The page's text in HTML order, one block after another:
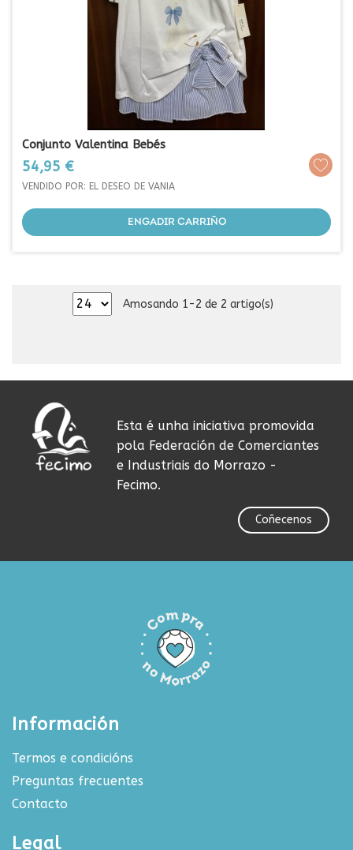
Conjunto Valentina Bebés
Prezo
54,95 €
VENDIDO POR: EL DESEO DE VANIA
ENGADIR CARRIÑO
Amosando 1-2 de 2 artigo(s)
Esta é unha iniciativa promovida
pola Federación de Comerciantes
e Industriais do Morrazo -
Fecimo.
Coñecenos
Información
Termos e condicións
Preguntas frecuentes
Contacto
Legal